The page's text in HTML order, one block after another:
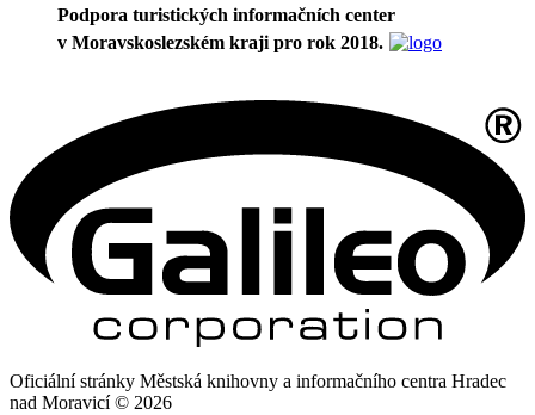
Podpora turistických informačních center
v Moravskoslezském kraji pro rok 2018.
Oficiální stránky Městská knihovny a informačního centra Hradec
nad Moravicí © 2026